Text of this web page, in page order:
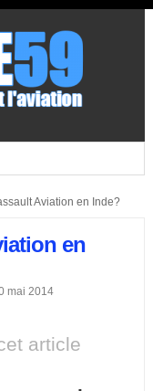
Aviation en Inde?
en
mai 2014
article